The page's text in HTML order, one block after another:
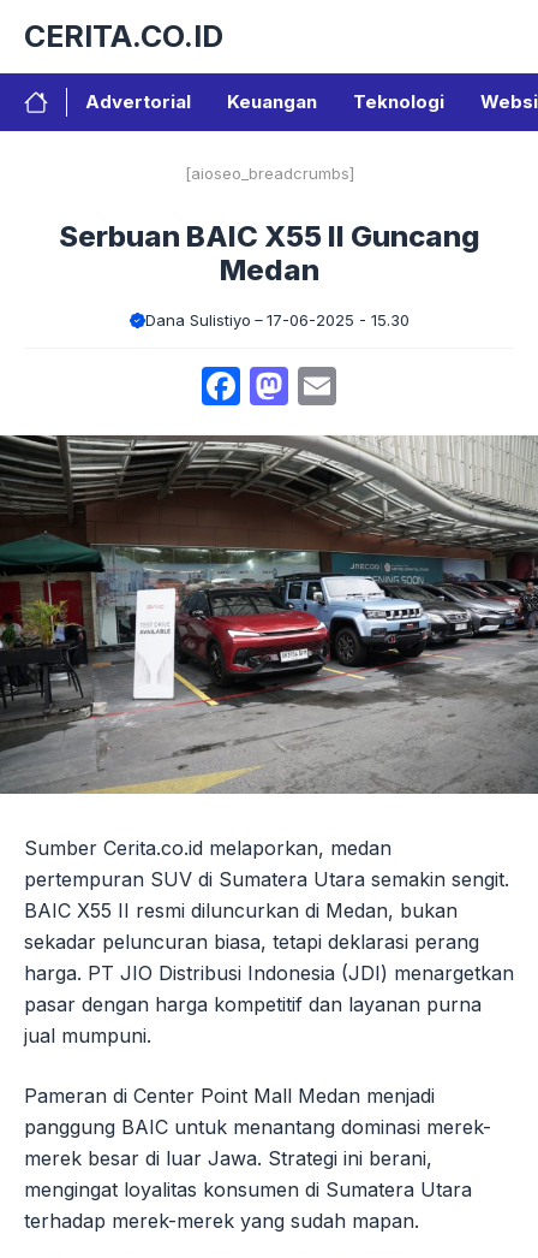
isi
CERITA.CO.ID
Advertorial Keuangan Teknologi
[aioseo_breadcrumbs]
Serbuan BAIC X55 II Guncang
Medan
Dana Sulistiyo 17-06-2025 - 15.30
Facebook
Mastodon
Sumber Cerita.co.id melaporkan, medan
pertempuran SUV di Sumatera Utara semakin sengit.
BAIC X55 II resmi diluncurkan di Medan, bukan
sekadar peluncuran biasa, tetapi deklarasi perang
harga. PT JIO Distribusi Indonesia (JDI) menargetkan
pasar dengan harga kompetitif dan layanan purna
jual mumpuni.
Pameran di Center Point Mall Medan menjadi
panggung BAIC untuk menantang dominasi merek-
merek besar di luar Jawa. Strategi ini berani,
mengingat loyalitas konsumen di Sumatera Utara
terhadap merek-merek yang sudah mapan.